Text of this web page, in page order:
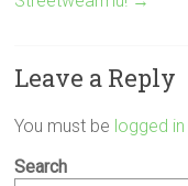
Leave a Reply
You must be logged in
Search